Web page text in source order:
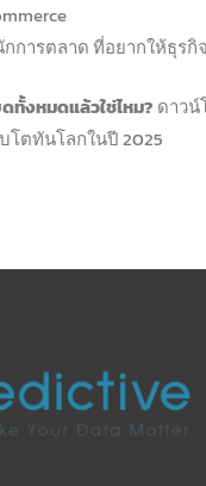
การตลาด ที่อยากให้ธุร
ทั้งหมดแล้วใช่ไหม? ดาวน์
ตทันโลกในปี 2025